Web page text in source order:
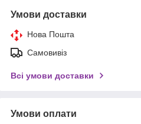
Умови доставки
Нова Пошта
Самовивіз
Всі умови доставки
Умови оплати